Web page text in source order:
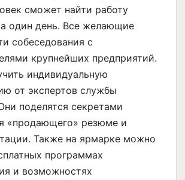
сможет найти работу
один день. Все желающие
собеседования с
крупнейших предприятий.
индивидуальную
от экспертов службы
поделятся секретами
«продающего» резюме и
Также на ярмарке можно
программах
и возможностях